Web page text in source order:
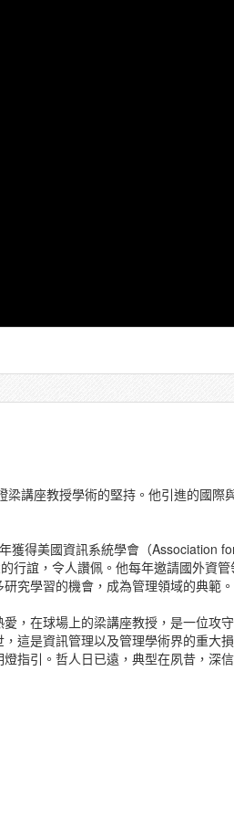
講座教授學術的堅持。他引進的國際
得美國資訊系統學會（Association
誼，令人讚佩。他每年邀請國外資管
究學習的機會，成為管理領域的典範。
，在球場上的梁講座教授，是一位攻
這是資訊管理以及管理學術界的重大
指引。哲人日已遠，典型在夙昔，深